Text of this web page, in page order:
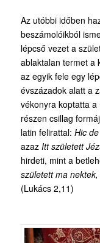
Az utóbbi időben
beszámolóikból
lépcső vezet a
ablaktalan termet a
az egyik fele egy
évszázadok alatt a
vékonyra koptatta
részen csillag
latin felirattal: Hic
azaz Itt született
hirdeti, mint a
született ma
(Lukács 2,11)